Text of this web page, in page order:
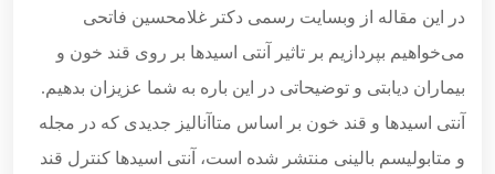
در این مقاله از وبسایت رسمی دکتر غلامحسین فاتحی
می‌خواهیم بپردازیم بر تاثیر آنتی اسیدها بر روی قند خون و
بیماران دیابتی و توضیحاتی در این باره به شما عزیزان بدهیم.
آنتی اسیدها و قند خون بر اساس متاآنالیز جدیدی که در مجله
و متابولیسم بالینی منتشر شده است، آنتی اسیدها کنترل قند